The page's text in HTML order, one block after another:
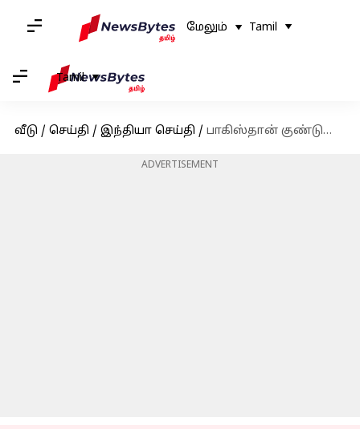
மேலும் Tamil
Tamil
வீடு / செய்தி / இந்தியா செய்தி / பாகிஸ்தான் குண்டுவெடிப்பு: இந்தியா கடும் கண்டனம்
ADVERTISEMENT